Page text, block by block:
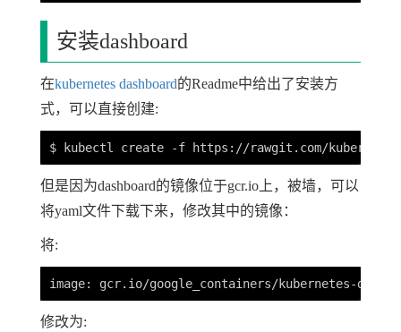
安装dashboard
在kubernetes dashboard的Readme中给出了安装方
式，可以直接创建:
但是因为dashboard的镜像位于gcr.io上，被墙，可以
将yaml文件下载下来，修改其中的镜像：
将:
修改为: